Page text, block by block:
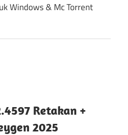
Windows & Mc Torrent
Retakan +
2025